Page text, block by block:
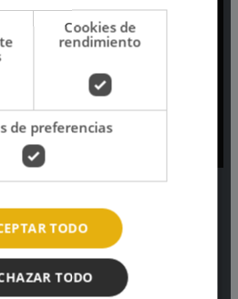
'Oh my Gachi' con Gachi
Rivero
8:00am - 11:00am
¡El morning show favorito de
grandes y pequeños! Te alegra
Cookies de
rendimiento
de preferencias
TODO
TODO